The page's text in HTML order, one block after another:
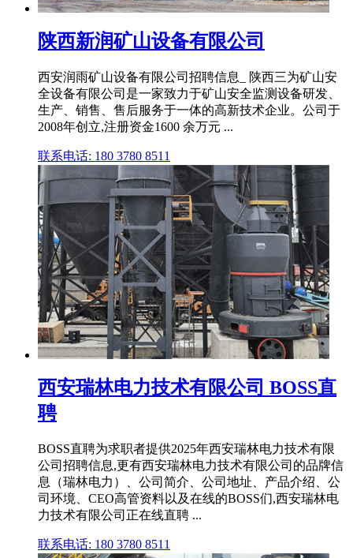
陕西新润矿山设备有限公司
西安润雨矿山设备有限公司招聘信息_ 陕西三为矿山安
全设备有限公司是一家致力于矿山安全监测设备研发、
生产、销售、售后服务于一体的高新技术企业。公司于
2008年创立,注册资金1600 余万元 ...
联系电话: 180 3780 8511
西安瑞林电力技术有限公司 BOSS直
聘
BOSS直聘为求职者提供2025年西安瑞林电力技术有限
公司招聘信息,更有西安瑞林电力技术有限公司的品牌信
息（瑞林电力）、公司简介、公司地址、产品介绍、公
司环境、CEO高管资料以及在线的BOSS们,西安瑞林电
力技术有限公司正在线直聘 ...
联系电话: 180 3780 8511